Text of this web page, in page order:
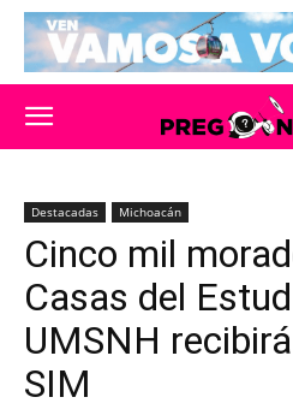
Destacadas Michoacán
Cinco mil
Casas del
UMSNH
SIM